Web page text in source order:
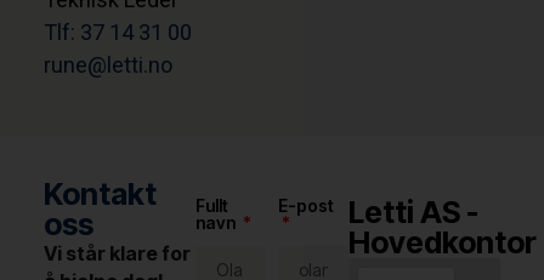
Tlf: 37 14 31 00
rune@letti.no
Kontakt
oss
Vi står klare for
Fullt
navn
E-post
Letti AS -
Hovedkontor